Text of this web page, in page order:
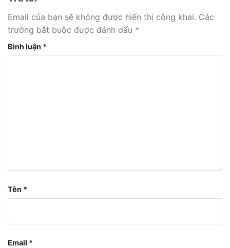
Email của bạn sẽ không được hiển thị công khai. Các
trường bắt buộc được đánh dấu *
Bình luận *
Tên *
Email *